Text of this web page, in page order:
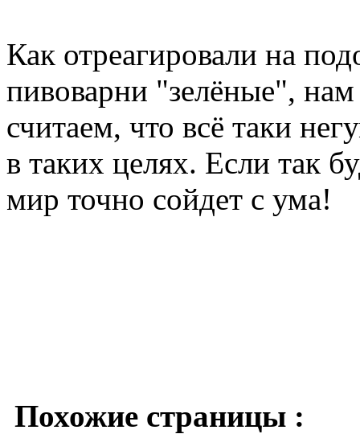
Как отреагировали на
пивоварни "зелёные",
считаем, что всё таки
в таких целях. Если так
мир точно сойдет с ума!
Похожие страницы :